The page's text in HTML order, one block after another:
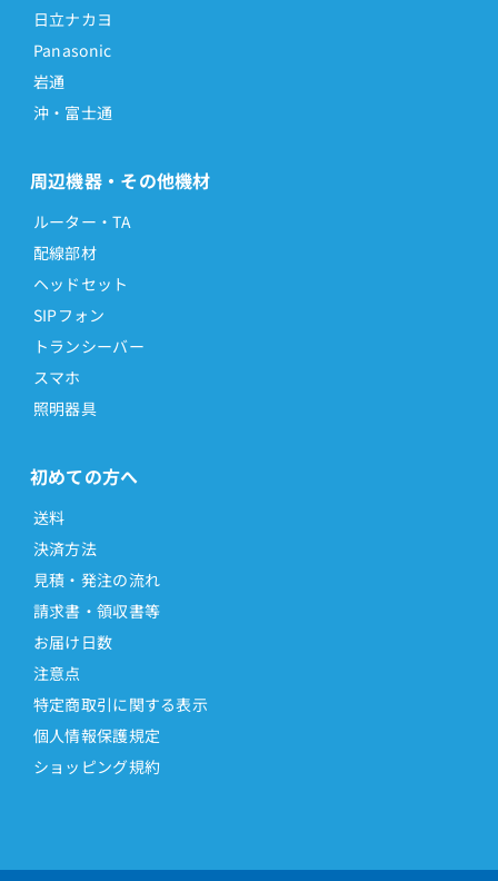
日立ナカヨ
Panasonic
岩通
沖・富士通
周辺機器・その他機材
ルーター・TA
配線部材
ヘッドセット
SIPフォン
トランシーバー
スマホ
照明器具
初めての方へ
送料
決済方法
見積・発注の流れ
請求書・領収書等
お届け日数
注意点
特定商取引に関する表示
個人情報保護規定
ショッピング規約